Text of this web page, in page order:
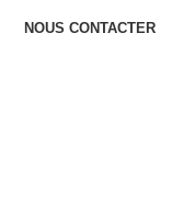
NOUS CONTACTER